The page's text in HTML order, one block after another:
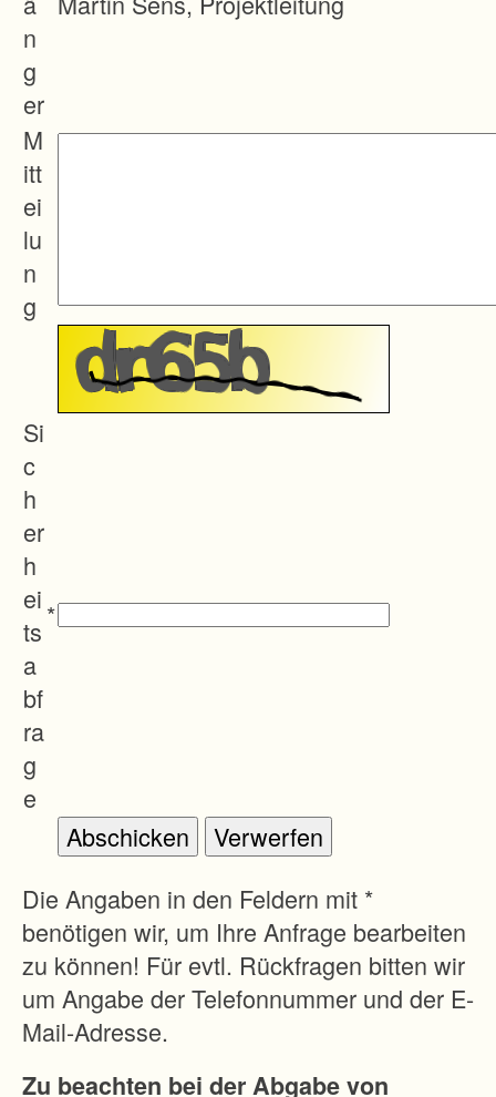
n
g
er
M
itt
ei
lu
n
g
Si
c
h
er
h
ei
ts
a
bf
ra
g
e
*
Die Angaben in den Feldern mit *
benötigen wir, um Ihre Anfrage bearbeiten
zu können! Für evtl. Rückfragen bitten wir
um Angabe der Telefonnummer und der E-
Mail-Adresse.
Zu beachten bei der Abgabe von